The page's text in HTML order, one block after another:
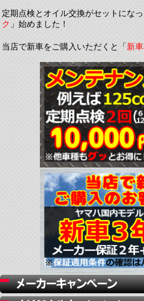
定期点検とオイル交換がセットにな
ク」始めました！
当店で新車をご購入いただくと「新